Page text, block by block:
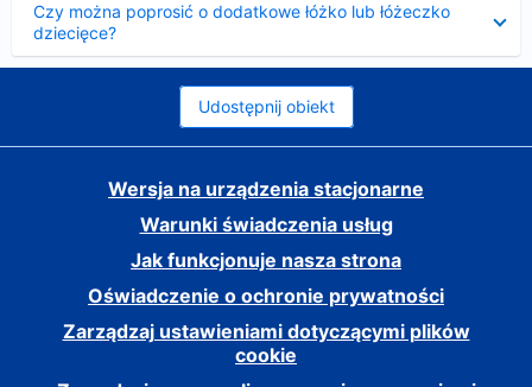
Czy można poprosić o dodatkowe łóżko lub łóżeczko
dziecięce?
Udostępnij obiekt
Wersja na urządzenia stacjonarne
Warunki świadczenia usług
Jak funkcjonuje nasza strona
Oświadczenie o ochronie prywatności
Zarządzaj ustawieniami dotyczącymi plików
cookie